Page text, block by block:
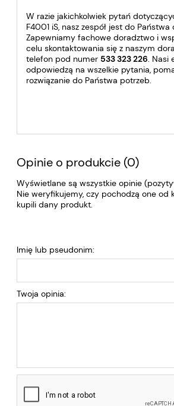
W razie jakichkolwiek pytań
F4001 iS, nasz zespół jest do Państwa
Zapewniamy fachowe doradztwo i
celu skontaktowania się z naszym
telefon pod numer 533 323 226. Nasi
odpowiedzą na wszelkie pytania,
rozwiązanie do Państwa potrzeb.
Opinie o produkcie (0)
Wyświetlane są wszystkie opinie
Nie weryfikujemy, czy pochodzą one od
kupili dany produkt.
Imię lub pseudonim:
Twoja opinia: